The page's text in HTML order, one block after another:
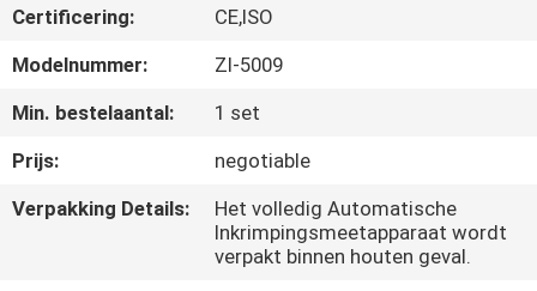
FABRIEKSREIS
KWALITEITSCONTROLE
CONTACTEER
Certificering:
CE,ISO
Modelnummer:
Zl-5009
Min. bestelaantal:
1 set
Prijs:
negotiable
Verpakking Details:
Het volledig Automatische
Inkrimpingsmeetapparaat wordt
verpakt binnen houten geval.